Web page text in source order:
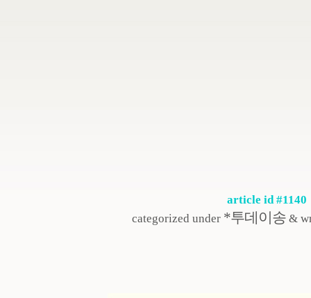
article id #1140
categorized under *투데이송 &